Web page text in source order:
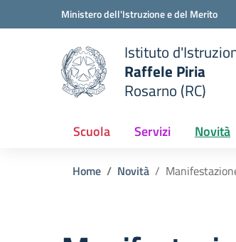
Vai ai contenuti
Vai al menu di navigazioneMinistero dell'Istruzione e del Merito
scuola
Istituto
Raffele Piria
Rosarno (RC)
Scuola Servizi Novità
Home Novità